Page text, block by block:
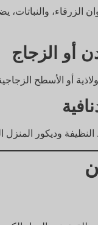
الزرقاء،
أو الزجاج
أو الأسطح
وديكور المنزل